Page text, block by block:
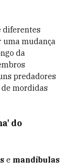
diferentes
uma mudança
da
predadores
mordidas
do
e mandíbulas